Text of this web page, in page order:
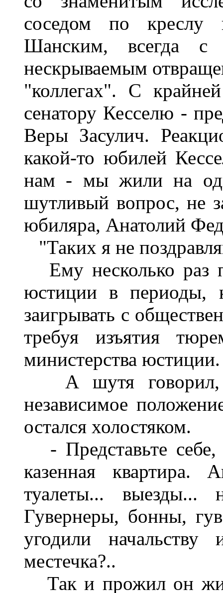
соседом по креслу
Шанским, всегда
нескрываемым
"коллегах". С
сенатору Кесселю -
Веры Засулич.
какой-то юбилей
нам - мы жили на
шутливый вопрос, не
юбиляра, Анатолий
"Таких я не
Ему несколько раз
юстиции в периоды,
заигрывать с
требуя изъятия
министерства юстиции.
А шутя говорил,
независимое
остался холостяком.
- Представьте
казенная квартира.
туалеты... выезды...
Гувернеры, бонны,
угодили
местечка?..
Так и прожил он